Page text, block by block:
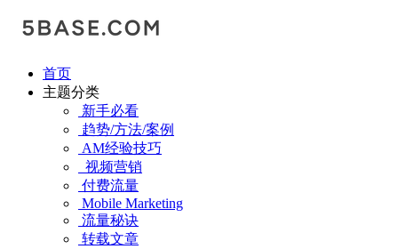
首页
主题分类
新手必看
趋势/方法/案例
AM经验技巧
视频营销
付费流量
Mobile Marketing
流量秘诀
转载文章